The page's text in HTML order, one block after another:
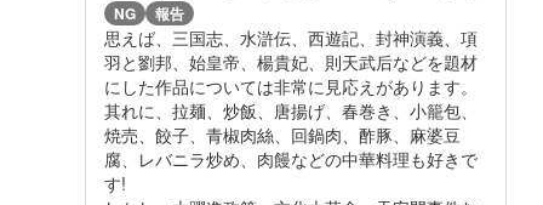
NG 報告
思えば、三国志、水滸伝、西遊記、封神演義、項
羽と劉邦、始皇帝、楊貴妃、則天武后などを題材
にした作品については非常に見応えがあります。
其れに、拉麺、炒飯、唐揚げ、春巻き、小籠包、
焼売、餃子、青椒肉絲、回鍋肉、酢豚、麻婆豆
腐、レバニラ炒め、肉饅などの中華料理も好きで
す!